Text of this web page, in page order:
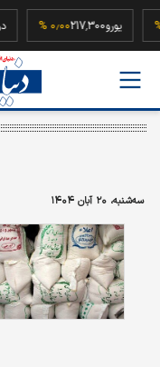
یورو217,300۰٫۰۰ %
سه‌شنبه، ۲۰ آبان ۱۴۰۴